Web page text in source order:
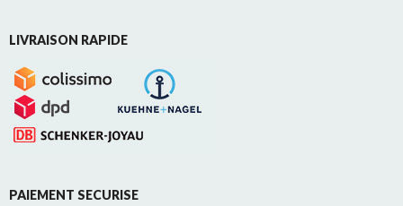
LIVRAISON RAPIDE
PAIEMENT SECURISE